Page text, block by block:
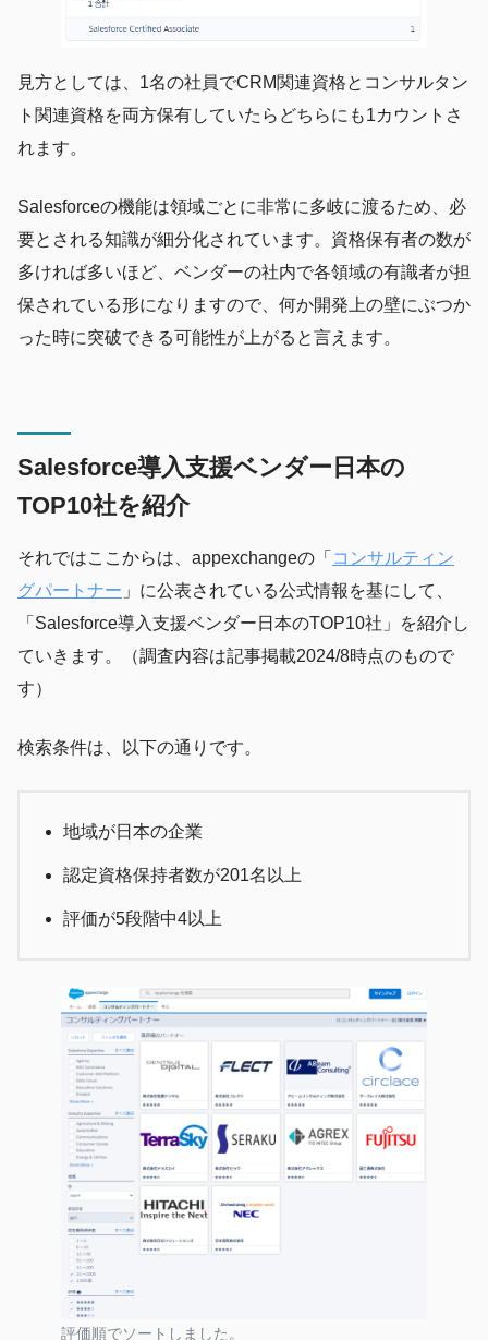
見方としては、1名の社員でCRM関連資格とコンサルタン
ト関連資格を両方保有していたらどちらにも1カウントさ
れます。
Salesforceの機能は領域ごとに非常に多岐に渡るため、必
要とされる知識が細分化されています。資格保有者の数が
多ければ多いほど、ベンダーの社内で各領域の有識者が担
保されている形になりますので、何か開発上の壁にぶつか
った時に突破できる可能性が上がると言えます。
Salesforce導入支援ベンダー日本の
TOP10社を紹介
それではここからは、appexchangeの「 コンサルティン
グパートナー 」に公表されている公式情報を基にして、
「Salesforce導入支援ベンダー日本のTOP10社」を紹介し
ていきます。（調査内容は記事掲載2024/8時点のもので
す）
検索条件は、以下の通りです。
地域が日本の企業
認定資格保持者数が201名以上
評価が5段階中4以上
評価順でソートしました。